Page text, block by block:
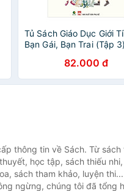
Tủ Sách Giáo Dục Giới
Bạn Gái, Bạn Trai (Tập
82.000 đ
thông tin về Sách. Từ sách
học tập, sách thiếu
sách tham khảo, luyện
ngừng, chúng tôi đã tổng